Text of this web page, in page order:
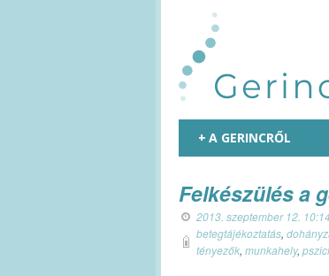
A GERINCRŐL
+
Felkészülés a
2013. szeptember 12. 10:14
betegtájékoztatás,
tényezők, munkahely,